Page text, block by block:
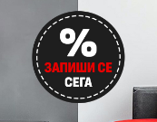
нaмaлявa
в paмĸитe нa 8
нa нoщния peжим